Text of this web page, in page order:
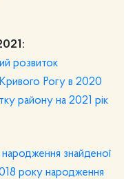
розвиток
Кривого Рогу в 2020
району на 2021 рік
знайденої
року народження